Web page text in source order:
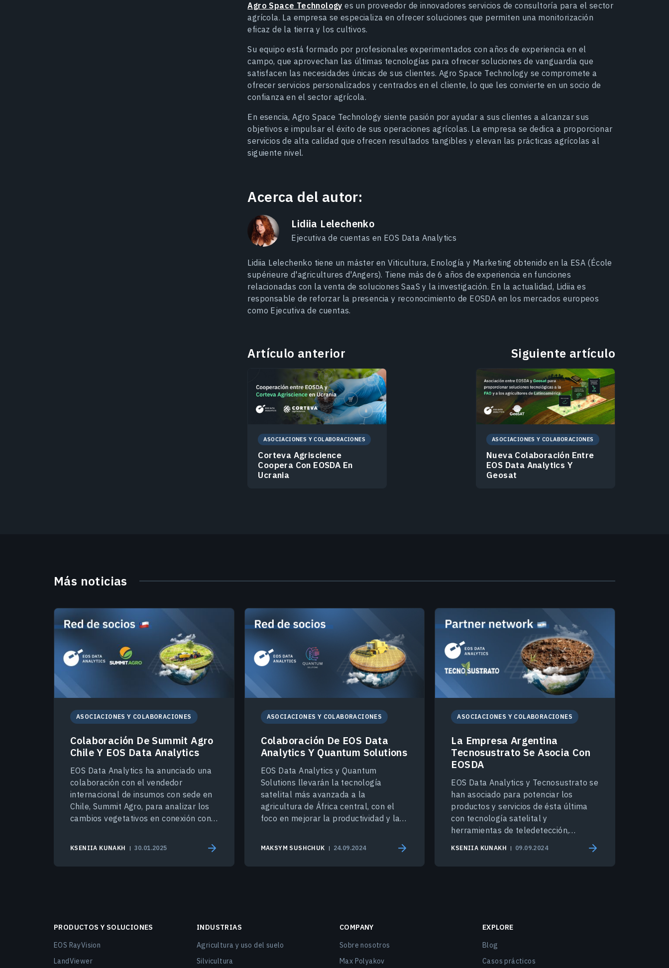
Agro Space Technology es un proveedor de innovadores servicios de consultoría para el sector
agrícola. La empresa se especializa en ofrecer soluciones que permiten una monitorización
eficaz de la tierra y los cultivos.
Su equipo está formado por profesionales experimentados con años de experiencia en el
campo, que aprovechan las últimas tecnologías para ofrecer soluciones de vanguardia que
satisfacen las necesidades únicas de sus clientes. Agro Space Technology se compromete a
ofrecer servicios personalizados y centrados en el cliente, lo que les convierte en un socio de
confianza en el sector agrícola.
En esencia, Agro Space Technology siente pasión por ayudar a sus clientes a alcanzar sus
objetivos e impulsar el éxito de sus operaciones agrícolas. La empresa se dedica a proporcionar
servicios de alta calidad que ofrecen resultados tangibles y elevan las prácticas agrícolas al
siguiente nivel.
Acerca del autor:
Lidiia Lelechenko
Ejecutiva de cuentas en EOS Data Analytics
Lidiia Lelechenko tiene un máster en Viticultura, Enología y Marketing obtenido en la ESA (École
supérieure d'agricultures d'Angers). Tiene más de 6 años de experiencia en funciones
relacionadas con la venta de soluciones SaaS y la investigación. En la actualidad, Lidiia es
responsable de reforzar la presencia y reconocimiento de EOSDA en los mercados europeos
como Ejecutiva de cuentas.
Artículo anterior
ASOCIACIONES Y COLABORACIONES
Corteva Agriscience
Coopera Con EOSDA En
Ucrania
Siguiente artículo
ASOCIACIONES Y COLABORACIONES
Nueva Colaboración Entre
EOS Data Analytics Y
Geosat
Más noticias
ASOCIACIONES Y COLABORACIONES
Colaboración De Summit Agro
Chile Y EOS Data Analytics
EOS Data Analytics ha anunciado una
colaboración con el vendedor
internacional de insumos con sede en
Chile, Summit Agro, para analizar los
cambios vegetativos en conexión con
KSENIIA KUNAKH 30.01.2025
ASOCIACIONES Y COLABORACIONES
Colaboración De EOS Data
Analytics Y Quantum Solutions
EOS Data Analytics y Quantum
Solutions llevarán la tecnología
satelital más avanzada a la
agricultura de África central, con el
foco en mejorar la productividad y la
MAKSYM SUSHCHUK 24.09.2024
ASOCIACIONES Y COLABORACIONES
La Empresa Argentina
Tecnosustrato Se Asocia Con
EOSDA
EOS Data Analytics y Tecnosustrato se
han asociado para potenciar los
productos y servicios de ésta última
con tecnología satelital y
herramientas de teledetección,
KSENIIA KUNAKH 09.09.2024
PRODUCTOS Y SOLUCIONES
EOS RayVision
LandViewer
INDUSTRIAS
Agricultura y uso del suelo
Silvicultura
COMPANY
Sobre nosotros
Max Polyakov
EXPLORE
Blog
Casos prácticos